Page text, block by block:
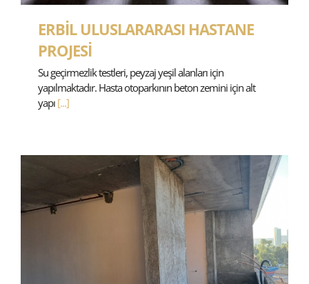
ERBİL ULUSLARARASI HASTANE
PROJESİ
Su geçirmezlik testleri, peyzaj yeşil alanları için
yapılmaktadır. Hasta otoparkının beton zemini için alt
yapı [...]